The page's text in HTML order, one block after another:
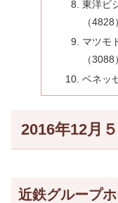
東洋ビ
（4828）
マツモ
（3088）
ベネッ
2016年12月
近鉄グループ